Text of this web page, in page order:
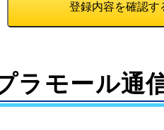
ラモール通